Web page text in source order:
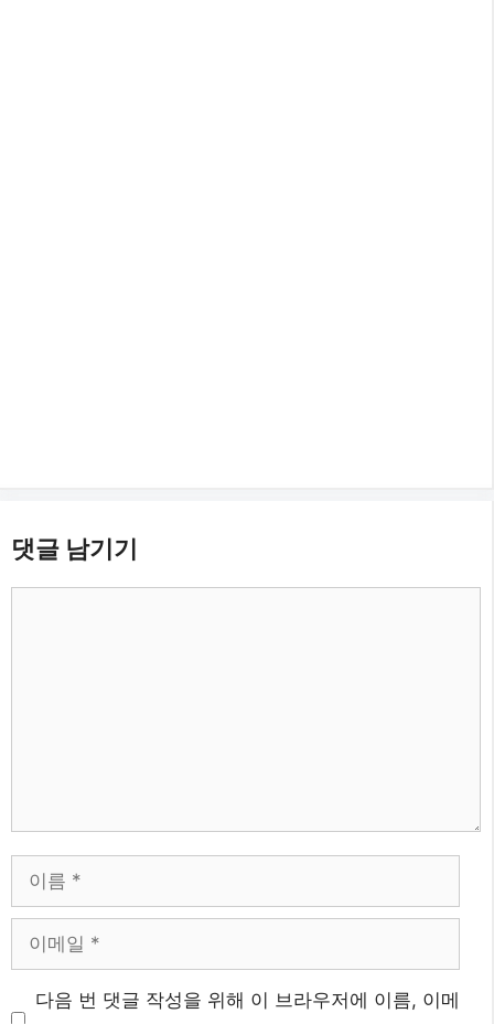
댓글 남기기
름
메
일 다음 번 댓글 작성을 위해 이 브라우저에 이름, 이메